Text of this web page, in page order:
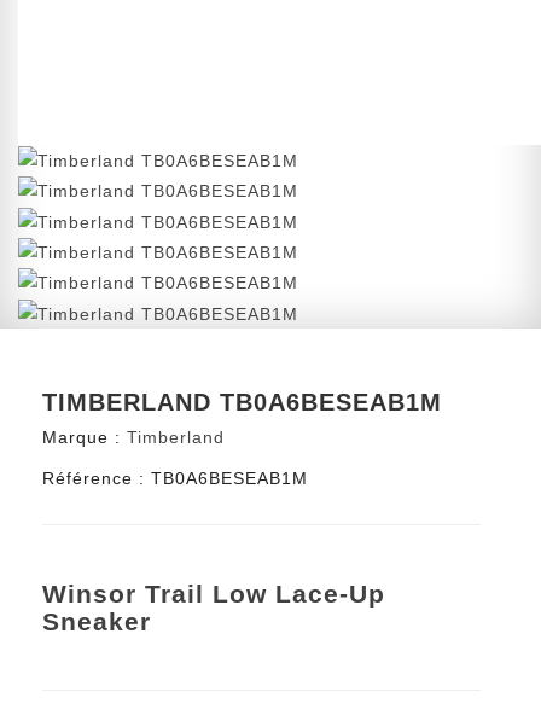
TIMBERLAND TB0A6BESEAB1M
Marque : Timberland
Référence : TB0A6BESEAB1M
Winsor Trail Low Lace-Up
Sneaker